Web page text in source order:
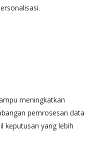
meningkatkan
pemrosesan data
keputusan yang lebih